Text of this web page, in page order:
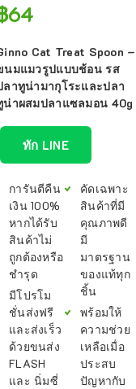
64
Cat Treat Spoon –
นมแมวรูปแบบช้อน รส
ลาทูน่ามากุโระและปลา
น่าผสมปลาแซลมอน 40g
ทัก LINE
การันตีคืน
เงิน 100%
หากได้รับ
สินค้าไม่
ถูกต้องหรือ
ชำรุด
มีโปรโม
ชั่นส่งฟรี
และส่งเร็ว
ด้วยขนส่ง
FLASH
และ นิ่มซี่
คัดเฉพาะ
สินค้าที่มี
คุณภาพดี
มี
มาตรฐาน
ของแท้ทุก
ชิ้น
พร้อมให้
ความช่วย
เหลือเมื่อ
ประสบ
ปัญหากับ